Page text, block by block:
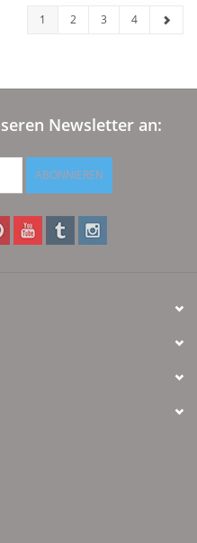
1 2 3 4
Newsletter an:
ABONNIEREN